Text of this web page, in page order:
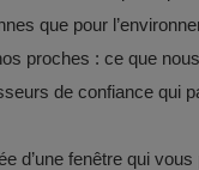
que pour
proches : ce que
de confiance qui
fenêtre qui